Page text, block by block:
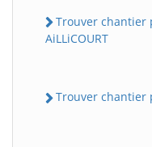
Trouver chantier
AiLLiCOURT
Trouver chantier